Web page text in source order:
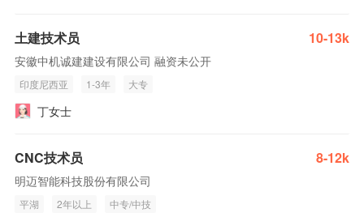
土建技术员 10-13k
安徽中机诚建建设有限公司 融资未公开
印度尼西亚 1-3年 大专
丁女士
CNC技术员 8-12k
明迈智能科技股份有限公司
平湖 2年以上 中专/中技